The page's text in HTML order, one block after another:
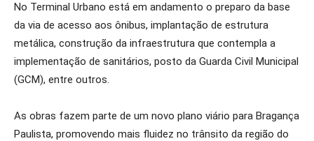
No Terminal Urbano está em andamento o preparo da base
da via de acesso aos ônibus, implantação de estrutura
metálica, construção da infraestrutura que contempla a
implementação de sanitários, posto da Guarda Civil Municipal
(GCM), entre outros.
As obras fazem parte de um novo plano viário para Bragança
Paulista, promovendo mais fluidez no trânsito da região do